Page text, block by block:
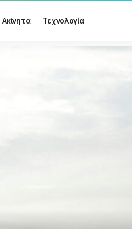
Ακίνητα Τεχνολογία